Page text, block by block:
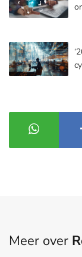
Meer over